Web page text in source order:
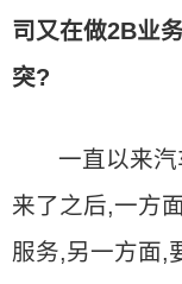
司又在做2B业
突?
一直以来
来了之后,一方
服务,另一方面,